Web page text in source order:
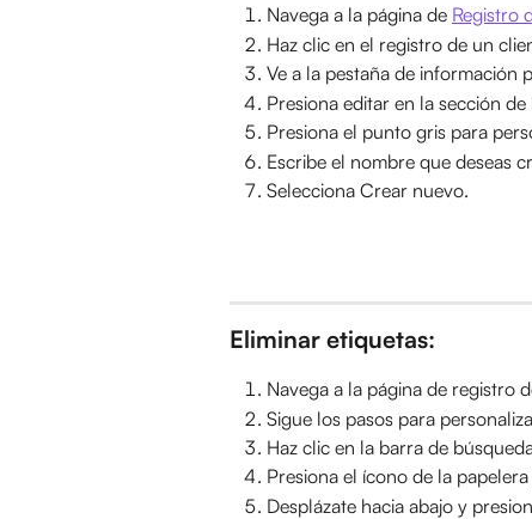
Navega a la página de Registro
Haz clic en el registro de un
Ve a la pestaña de información
Presiona editar en la sección
Presiona el punto gris para
Escribe el nombre que deseas
Selecciona Crear nuevo.
Eliminar etiquetas:
Navega a la página de registro
Sigue los pasos para
Haz clic en la barra de
Presiona el ícono de la
Desplázate hacia abajo y